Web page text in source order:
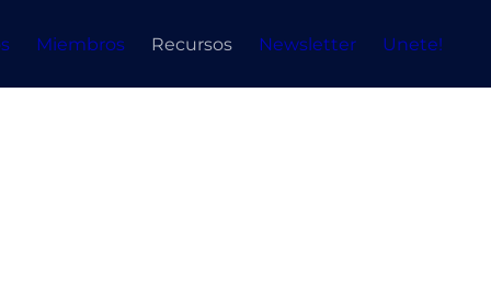
Miembros Recursos Newsletter Unete!